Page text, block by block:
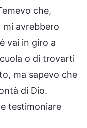
che,
mi avrebbero
vai in giro a
o di trovarti
ma sapevo che
di Dio.
testimoniare